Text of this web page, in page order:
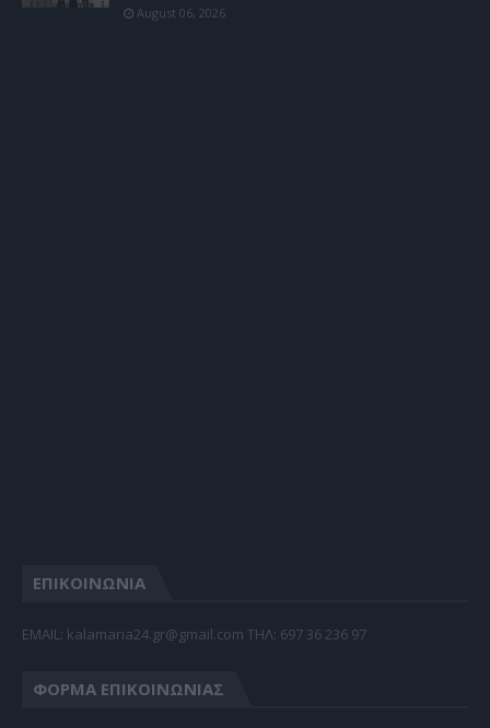
August 06, 2026
ΕΠΙΚΟΙΝΩΝΙΑ
EMAIL: kalamaria24.gr@gmail.com TΗΛ: 697 36 236 97
ΦΌΡΜΑ ΕΠΙΚΟΙΝΩΝΊΑΣ